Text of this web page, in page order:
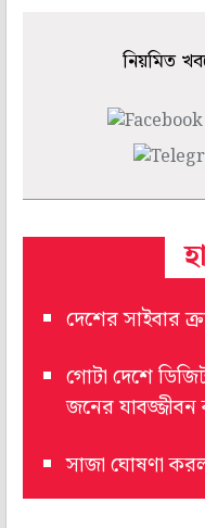
নিয়মিত
দেশের সাইবার
গোটা দেশে
জনের যাবজ্জীবন
সাজা ঘোষণা